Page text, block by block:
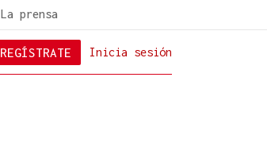
La prensa
Inicia sesión
REGÍSTRATE